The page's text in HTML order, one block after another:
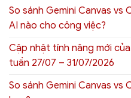
So sánh Gemini Canvas vs
AI nào cho công việc?
Cập nhật tính năng mới
tuần 27/07 – 31/07/2026
So sánh Gemini Canvas vs